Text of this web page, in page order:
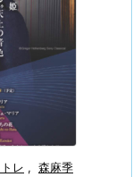
レ , 森麻季